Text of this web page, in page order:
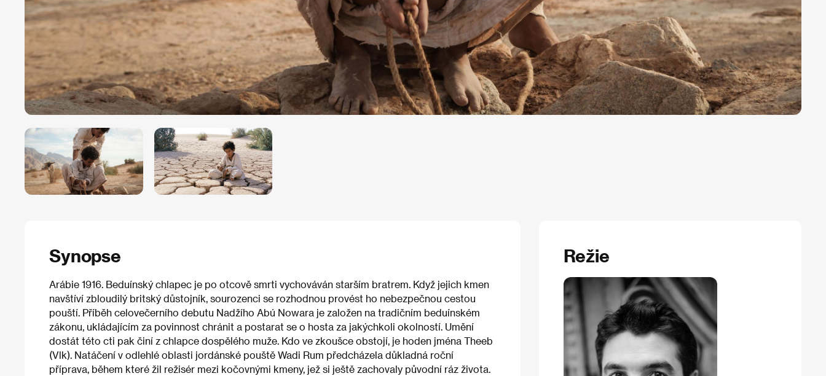
Synopse
Arábie 1916. Beduínský chlapec je po otcově smrti vychováván starším bratrem. Když jejich kmen
navštíví zbloudilý britský důstojník, sourozenci se rozhodnou provést ho nebezpečnou cestou
pouští. Příběh celovečerního debutu Nadžího Abú Nowara je založen na tradičním beduínském
zákonu, ukládajícím za povinnost chránit a postarat se o hosta za jakýchkoli okolností. Umění
dostát této cti pak činí z chlapce dospělého muže. Kdo ve zkoušce obstojí, je hoden jména Theeb
(Vlk). Natáčení v odlehlé oblasti jordánské pouště Wadi Rum předcházela důkladná roční
příprava, během které žil režisér mezi kočovnými kmeny, jež si ještě zachovaly původní ráz života.
Režie